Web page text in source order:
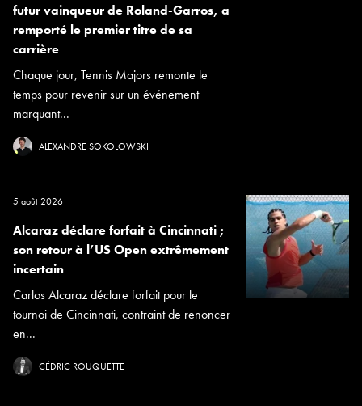
futur vainqueur de Roland-Garros, a
remporté le premier titre de sa
carrière
Chaque jour, Tennis Majors remonte le
temps pour revenir sur un événement
marquant...
ALEXANDRE SOKOLOWSKI
5 août 2026
Alcaraz déclare forfait à Cincinnati ;
son retour à l’US Open extrêmement
incertain
Carlos Alcaraz déclare forfait pour le
tournoi de Cincinnati, contraint de renoncer
en...
CÉDRIC ROUQUETTE